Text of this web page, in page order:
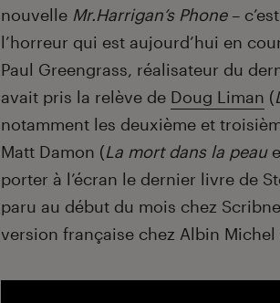
nouvelle Mr.Harrigan’s Phone–
l’horreur qui est aujourd’hui en
Paul Greengrass, réalisateur du
avait pris la relève de Doug Liman (
notamment les deuxième et
Matt Damon (La mort dans la peau
porter à l’écran le dernier livre de
paru au début du mois chez
version française chez Albin